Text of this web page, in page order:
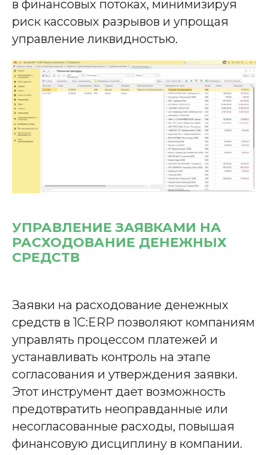
в финансовых потоках, минимизируя
риск кассовых разрывов и упрощая
управление ликвидностью.
УПРАВЛЕНИЕ ЗАЯВКАМИ НА
РАСХОДОВАНИЕ ДЕНЕЖНЫХ
СРЕДСТВ
Заявки на расходование денежных
средств в 1С:ERP позволяют компаниям
управлять процессом платежей и
устанавливать контроль на этапе
согласования и утверждения заявки.
Этот инструмент дает возможность
предотвратить неоправданные или
несогласованные расходы, повышая
финансовую дисциплину в компании.